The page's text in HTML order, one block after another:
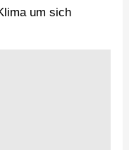
um sich